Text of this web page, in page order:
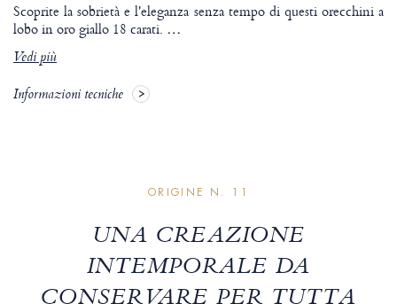
Scoprite la sobrietà e l'eleganza senza tempo di questi orecchini a
lobo in oro giallo 18 carati. …
Vedi più
Informazioni tecniche
ORIGINE N. 11
UNA CREAZIONE
INTEMPORALE DA